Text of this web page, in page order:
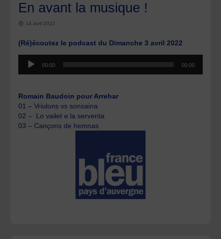
En avant la musique !
14 avril 2022
(Ré)écoutez le podcast du Dimanche 3 avril 2022
Lecteur
audio
00:00 00:00
Romain Baudoin pour Arrehar
01 – Vriulons vs sonsaina
02 – Lo vailet e la serventa
03 – Cançons de hemnas